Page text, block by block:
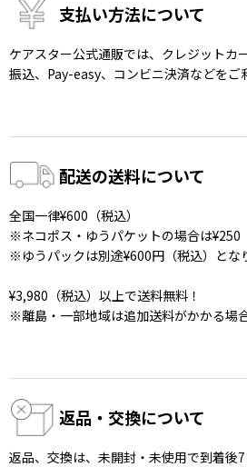
支払い方法について
ケアスター公式通販では、クレジットカ
振込、Pay-easy、コンビニ決済などをご
配送の送料について
全国一律¥600（税込）
※ネコポス・ゆうパケットの場合は¥250
※ゆうパックは別途¥600円（税込）とな
¥3,980（税込）以上で送料無料！
※離島・一部地域は追加送料がかかる場
返品・交換について
返品、交換は、未開封・未使用で到着後